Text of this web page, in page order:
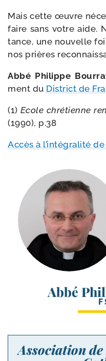
Mais cette œuvre
faire sans votre aide.
tance, une nou­velle
nos prières
Abbé Philippe
ment du District de
(1) Ecole chré­tienne
(1990), p.38
Accès à l’in­té­gra­li­té de
Abbé
Association